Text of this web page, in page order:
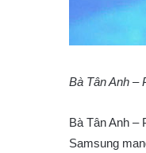
Bà Tân Anh –
Bà Tân Anh –
Samsung